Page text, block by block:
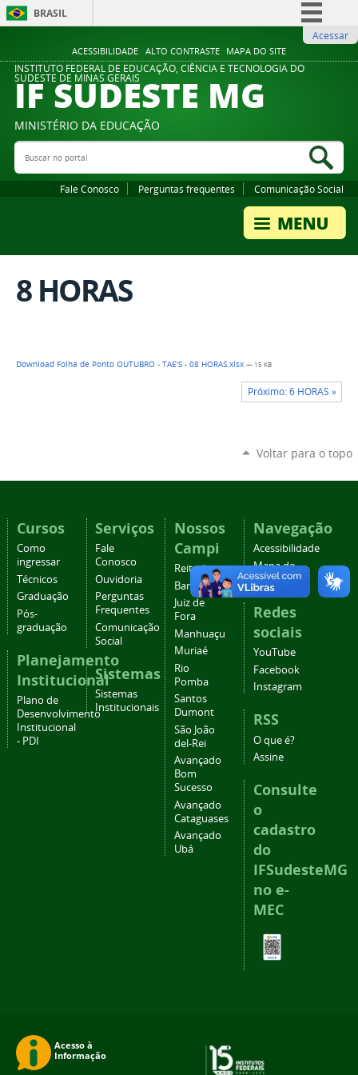
ACESSIBILIDADE ALTO CONTRASTE MAPA DO SITE
BRASIL
Comunica BR
Participe
Legislação
Acessar
INSTITUTO FEDERAL DE EDUCAÇÃO, CIÊNCIA E TECNOLOGIA DO
SUDESTE DE MINAS GERAIS
IF SUDESTE MG
MINISTÉRIO DA EDUCAÇÃO
Buscar no portal
Fale Conosco Perguntas frequentes Comunicação Social
8 HORAS
Download Folha de Ponto OUTUBRO - TAE'S - 08 HORAS.xlsx — 15 KB
Próximo: 6 HORAS »
Voltar para o topo
Cursos
Como
ingressar
Técnicos
Graduação
Pós-
graduação
Planejamento
Institucional
Plano de
Desenvolvimento
Institucional
- PDI
Serviços
Fale
Conosco
Ouvidoria
Perguntas
Frequentes
Comunicação
Social
Sistemas
Sistemas
Institucionais
Nossos
Campi
Reitoria
Barbacena
Juiz de
Fora
Manhuaçu
Muriaé
Rio
Pomba
Santos
Dumont
São João
del-Rei
Avançado
Bom
Sucesso
Avançado
Cataguases
Avançado
Ubá
Navegação
Acessibilidade
Mapa do
site
Redes
sociais
YouTube
Facebook
Instagram
RSS
O que é?
Assine
Consulte
o
cadastro
do
IFSudesteMG
no e-
MEC